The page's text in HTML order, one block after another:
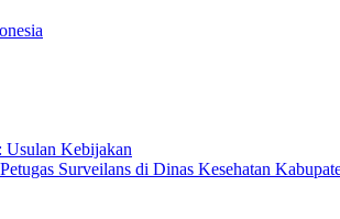
Usulan Kebijakan
Surveilans di Dinas Kesehatan